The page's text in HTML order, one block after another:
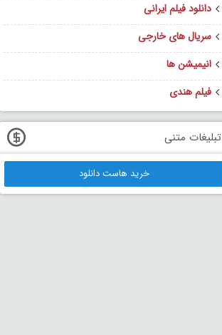
دانلود فیلم ایرانی
سریال های خارجی
انیمیشن ها
فیلم هندی
تبلیغات متنی
خرید هاست دانلود